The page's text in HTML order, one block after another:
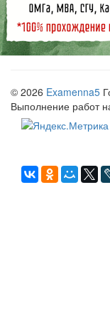
© 2026 Examenna5
Выполнение работ